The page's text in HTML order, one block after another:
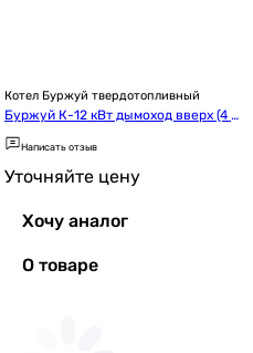
Котел Буржуй твердотопливный
Буржуй К-12 кВт дымоход вверх (4 м
м)
Написать отзыв
Уточняйте цену
Хочу аналог
О товаре